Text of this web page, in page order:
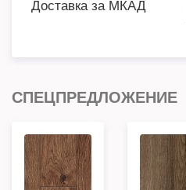
Доставка за МКАД
СПЕЦПРЕДЛОЖЕНИЕ